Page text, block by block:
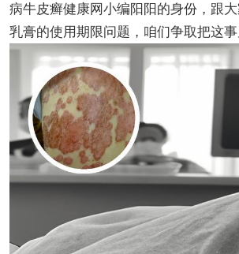
病牛皮癣健康网小编阳阳的身份，跟
乳膏的使用期限问题，咱们争取把这事